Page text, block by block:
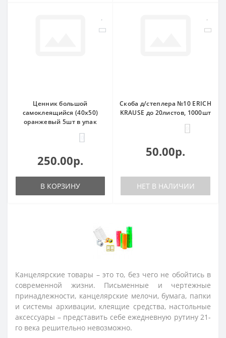
Ценник большой
самоклеящийся (40х50)
оранжевый 5шт в упак
250.00р.
В КОРЗИНУ
Скоба д/степлера №10 ERICH
KRAUSE до 20листов, 1000шт
50.00р.
НЕТ В НАЛИЧИИ
Канцелярские товары – это то, без чего не обойтись в
современной жизни. Письменные и чертежные
принадлежности, канцелярские мелочи, бумага, папки
и системы архивации, клеящие средства, настольные
аксессуары – представить себе ежедневную рутину 21-
го века решительно невозможно.